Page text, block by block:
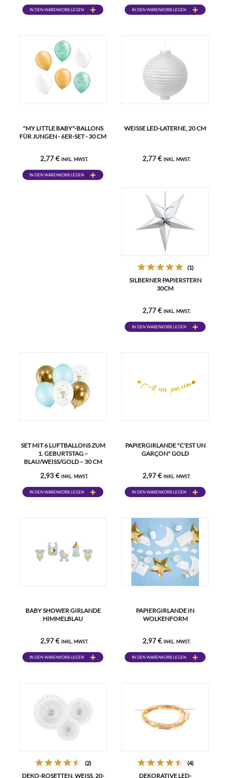
IN DEN WARENKORB LEGEN IN DEN WARENKORB LEGEN
"MY LITTLE BABY"-BALLONS
FÜR JUNGEN - 6ER-SET - 30 CM
2,77 € INKL. MWST.
IN DEN WARENKORB LEGEN
WEISSE LED-LATERNE, 20 CM
2,77 € INKL. MWST.
(1)
SILBERNER PAPIERSTERN
30CM
2,77 € INKL. MWST.
IN DEN WARENKORB LEGEN
SET MIT 6 LUFTBALLONS ZUM
1. GEBURTSTAG –
BLAU/WEISS/GOLD – 30 CM
2,93 € INKL. MWST.
IN DEN WARENKORB LEGEN
PAPIERGIRLANDE "C'EST UN
GARÇON" GOLD
2,97 € INKL. MWST.
IN DEN WARENKORB LEGEN
BABY SHOWER GIRLANDE
HIMMELBLAU
2,97 € INKL. MWST.
IN DEN WARENKORB LEGEN
PAPIERGIRLANDE IN
WOLKENFORM
2,97 € INKL. MWST.
IN DEN WARENKORB LEGEN
(2)
DEKO-ROSETTEN, WEISS, 20-3
(4)
DEKORATIVE LED-